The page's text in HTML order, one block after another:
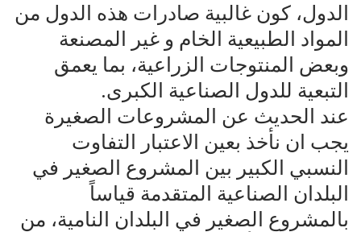
الدول، كون غالبية صادرات هذه الدول من
المواد الطبيعية الخام و غير المصنعة
وبعض المنتوجات الزراعية، بما يعمق
التبعية للدول الصناعية الكبرى.
عند الحديث عن المشروعات الصغيرة
يجب ان نأخذ بعين الاعتبار التفاوت
النسبي الكبير بين المشروع الصغير في
البلدان الصناعية المتقدمة قياساً
بالمشروع الصغير في البلدان النامية، من